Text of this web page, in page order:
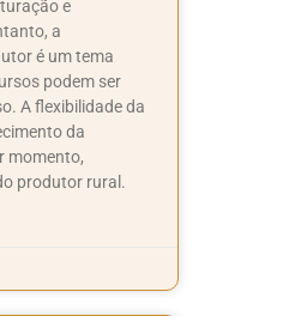
e
a
é um tema
podem ser
A flexibilidade da
da
momento,
produtor rural.